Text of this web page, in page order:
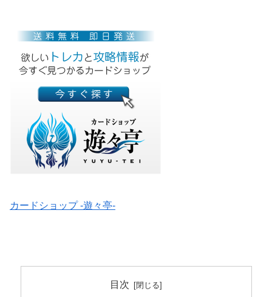
カードショップ -遊々亭-
目次